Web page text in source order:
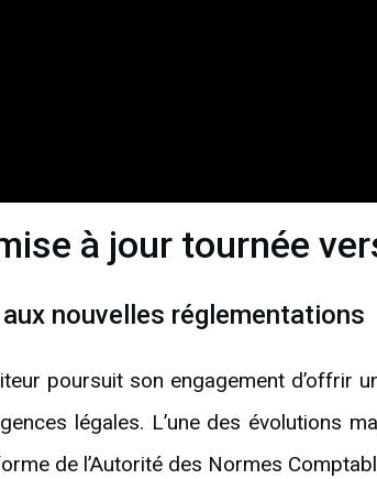
à jour tournée
nouvelles réglementations
poursuit son engagement d’offrir
légales. L’une des évolutions
de l’Autorité des Normes